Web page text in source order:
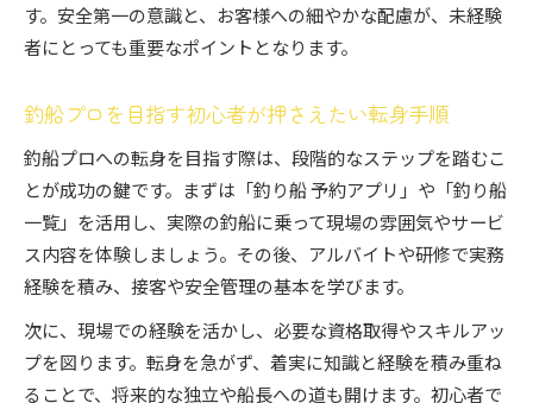
す。安全第一の意識と、お客様への細やかな配慮が、未経験
者にとっても重要なポイントとなります。
釣船プロを目指す初心者が押さえたい転身手順
釣船プロへの転身を目指す際は、段階的なステップを踏むこ
とが成功の鍵です。まずは「釣り船 予約アプリ」や「釣り船
一覧」を活用し、実際の釣船に乗って現場の雰囲気やサービ
ス内容を体験しましょう。その後、アルバイトや研修で実務
経験を積み、接客や安全管理の基本を学びます。
次に、現場での経験を活かし、必要な資格取得やスキルアッ
プを図ります。転身を急がず、着実に知識と経験を積み重ね
ることで、将来的な独立や船長への道も開けます。初心者で